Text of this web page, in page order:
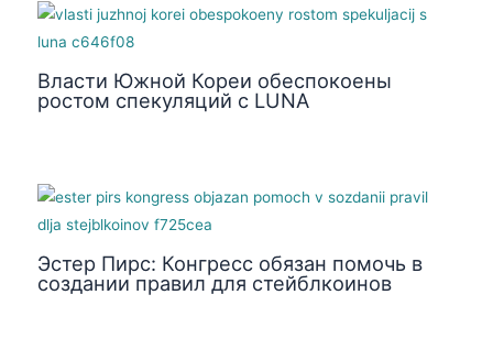
Власти Южной Кореи обеспокоены
ростом спекуляций с LUNA
Эстер Пирс: Конгресс обязан помочь в
создании правил для стейблкоинов